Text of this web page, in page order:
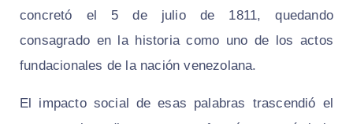
concretó el 5 de julio de 1811, quedando
consagrado en la historia como uno de los actos
fundacionales de la nación venezolana.
El impacto social de esas palabras trascendió el